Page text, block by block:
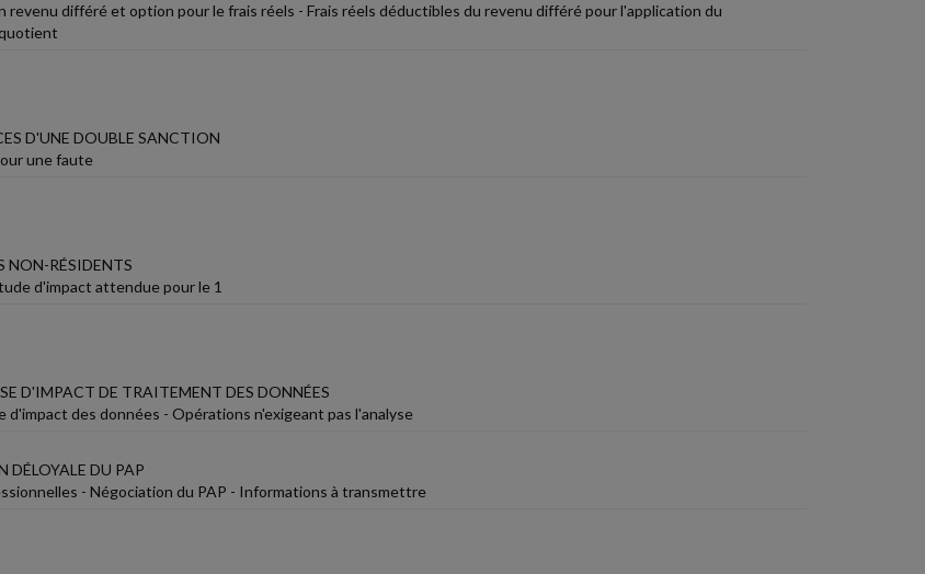
revenu différé et option pour le frais réels - Frais réels déductibles du revenu différé pour l'application du
D'UNE DOUBLE SANCTION
une faute
NON-RÉSIDENTS
d'impact attendue pour le 1
D'IMPACT DE TRAITEMENT DES DONNÉES
d'impact des données - Opérations n'exigeant pas l'analyse
DÉLOYALE DU PAP
- Négociation du PAP - Informations à transmettre